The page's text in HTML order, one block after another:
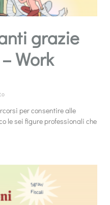
grazie
Work
per consentire alle
le sei figure professionali che